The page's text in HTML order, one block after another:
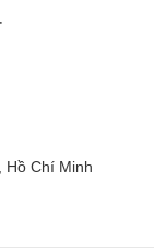
Hồ Chí Minh